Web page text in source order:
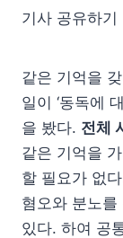
기사 공유하기
같은 기억을
일이 ‘동독에
을 봤다. 전체
같은 기억을
할 필요가 없
혐오와 분노
있다. 하여 공